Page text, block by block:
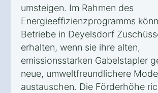
umsteigen. Im Rahmen des
Energieeffizienzprogramms
Betriebe in Deyelsdorf
erhalten, wenn sie ihre alten,
emissionsstarken Gabelstapler
neue, umweltfreundlichere
austauschen. Die Förderhöhe